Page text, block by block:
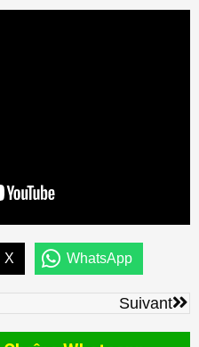
X WhatsApp
Suivant